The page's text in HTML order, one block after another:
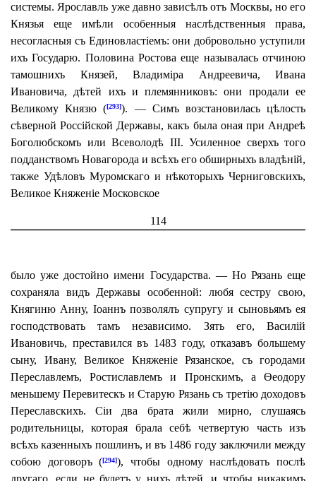
системы. Ярославль уже давно зависѣлъ отъ Москвы, но его
Князья еще имѣли особенныя наслѣдственныя права,
несогласныя съ Единовластіемъ: они добровольно уступили
ихъ Государю. Половина Ростова еще называлась отчиною
тамошнихъ Князей, Владиміра Андреевича, Ивана
Ивановича, дѣтей ихъ и племянниковъ: они продали ее
Великому Князю ([293]). — Симъ возстановилась цѣлость
сѣверной Россійской Державы, какъ была оная при Андреѣ
Боголюбскомъ или Всеволодѣ III. Усиленное сверхъ того
подданствомъ Новагорода и всѣхъ его обширныхъ владѣній,
также Удѣловъ Муромскаго и нѣкоторыхъ Черниговскихъ,
Великое Княженіе Московское
114
было уже достойно имени Государства. — Но Рязань еще
сохраняла видъ Державы особенной: любя сестру свою,
Княгиню Анну, Іоаннъ позволялъ супругу и сыновьямъ ея
господствовать тамъ независимо. Зять его, Василій
Ивановичь, преставился въ 1483 году, отказавъ большему
сыну, Ивану, Великое Княженіе Рязанское, съ городами
Переславлемъ, Ростиславлемъ и Пронскимъ, а Ѳеодору
меньшему Перевитескъ и Старую Рязань съ третію доходовъ
Переславскихъ. Сіи два брата жили мирно, слушаясь
родительницы, которая брала себѣ четвертую часть изъ
всѣхъ казенныхъ пошлинъ, и въ 1486 году заключили между
собою договоръ ([294]), чтобы одному наслѣдовать послѣ